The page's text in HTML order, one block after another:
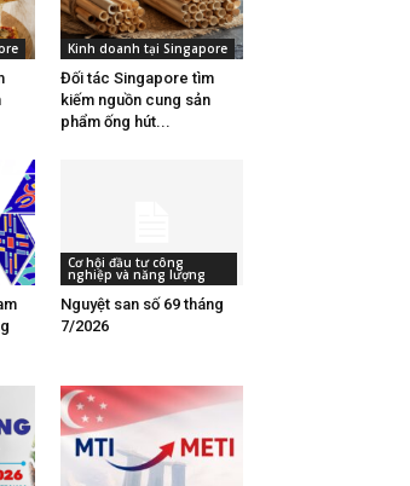
Kinh doanh tại Singapore
Đối tác Singapore tìm
kiếm nguồn cung sản
phẩm ống hút...
Cơ hội đầu tư công
nghiệp và năng lượng
Nguyệt san số 69 tháng
7/2026